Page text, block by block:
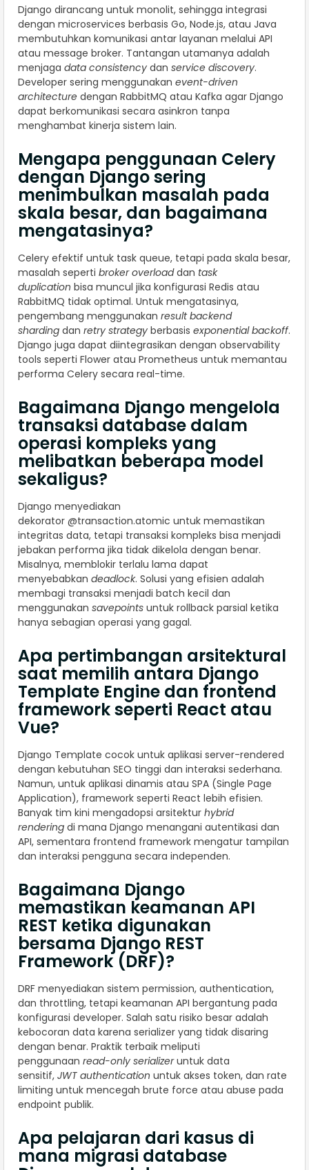
Django dirancang untuk monolit, sehingga integrasi
dengan microservices berbasis Go, Node.js, atau Java
membutuhkan komunikasi antar layanan melalui API
atau message broker. Tantangan utamanya adalah
menjaga data consistency dan service discovery.
Developer sering menggunakan event-driven
architecture dengan RabbitMQ atau Kafka agar Django
dapat berkomunikasi secara asinkron tanpa
menghambat kinerja sistem lain.
Mengapa penggunaan Celery
dengan Django sering
menimbulkan masalah pada
skala besar, dan bagaimana
mengatasinya?
Celery efektif untuk task queue, tetapi pada skala besar,
masalah seperti broker overloaddan task
duplication bisa muncul jika konfigurasi Redis atau
RabbitMQ tidak optimal. Untuk mengatasinya,
pengembang menggunakan result backend
sharding dan retry strategy berbasis exponential backoff.
Django juga dapat diintegrasikan dengan observability
tools seperti Flower atau Prometheus untuk memantau
performa Celery secara real-time.
Bagaimana Django mengelola
transaksi database dalam
operasi kompleks yang
melibatkan beberapa model
sekaligus?
Django menyediakan
dekorator @transaction.atomic untuk memastikan
integritas data, tetapi transaksi kompleks bisa menjadi
jebakan performa jika tidak dikelola dengan benar.
Misalnya, memblokir terlalu lama dapat
menyebabkan deadlock. Solusi yang efisien adalah
membagi transaksi menjadi batch kecil dan
menggunakan savepoints untuk rollback parsial ketika
hanya sebagian operasi yang gagal.
Apa pertimbangan arsitektural
saat memilih antara Django
Template Engine dan frontend
framework seperti React atau
Vue?
Django Template cocok untuk aplikasi server-rendered
dengan kebutuhan SEO tinggi dan interaksi sederhana.
Namun, untuk aplikasi dinamis atau SPA (Single Page
Application), framework seperti React lebih efisien.
Banyak tim kini mengadopsi arsitektur hybrid
rendering di mana Django menangani autentikasi dan
API, sementara frontend framework mengatur tampilan
dan interaksi pengguna secara independen.
Bagaimana Django
memastikan keamanan API
REST ketika digunakan
bersama Django REST
Framework (DRF)?
DRF menyediakan sistem permission, authentication,
dan throttling, tetapi keamanan API bergantung pada
konfigurasi developer. Salah satu risiko besar adalah
kebocoran data karena serializer yang tidak disaring
dengan benar. Praktik terbaik meliputi
penggunaan read-only serializeruntuk data
sensitif, JWT authentication untuk akses token, dan rate
limiting untuk mencegah brute force atau abuse pada
endpoint publik.
Apa pelajaran dari kasus di
mana migrasi database